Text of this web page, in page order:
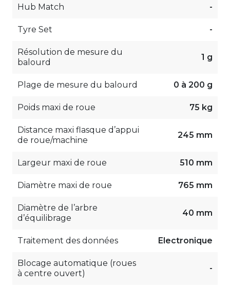
Hub Match -
Tyre Set -
Résolution de mesure du
balourd
1 g
Plage de mesure du balourd 0 à 200 g
Poids maxi de roue 75 kg
Distance maxi flasque d’appui
de roue/machine
245 mm
Largeur maxi de roue 510 mm
Diamètre maxi de roue 765 mm
Diamètre de l’arbre
d’équilibrage
40 mm
Traitement des données Electronique
Blocage automatique (roues
à centre ouvert)
-